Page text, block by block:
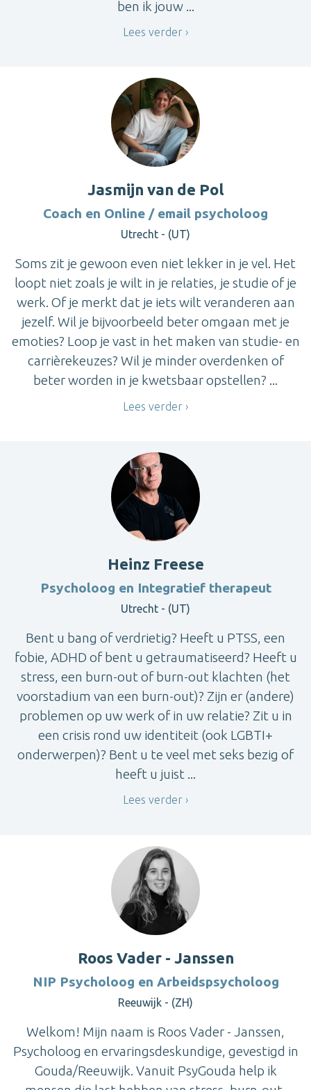
ben ik jouw ...
Lees verder
Jasmijn van de Pol
Coach en Online / email psycholoog
Utrecht - (UT)
Soms zit je gewoon even niet lekker in je vel. Het
loopt niet zoals je wilt in je relaties, je studie of je
werk. Of je merkt dat je iets wilt veranderen aan
jezelf. Wil je bijvoorbeeld beter omgaan met je
emoties? Loop je vast in het maken van studie- en
carrièrekeuzes? Wil je minder overdenken of
beter worden in je kwetsbaar opstellen? ...
Lees verder
Heinz Freese
Psycholoog en Integratief therapeut
Utrecht - (UT)
Bent u bang of verdrietig? Heeft u PTSS, een
fobie, ADHD of bent u getraumatiseerd? Heeft u
stress, een burn-out of burn-out klachten (het
voorstadium van een burn-out)? Zijn er (andere)
problemen op uw werk of in uw relatie? Zit u in
een crisis rond uw identiteit (ook LGBTI+
onderwerpen)? Bent u te veel met seks bezig of
heeft u juist ...
Lees verder
Roos Vader - Janssen
NIP Psycholoog en Arbeidspsycholoog
Reeuwijk - (ZH)
Welkom! Mijn naam is Roos Vader - Janssen,
Psycholoog en ervaringsdeskundige, gevestigd in
Gouda/Reeuwijk. Vanuit PsyGouda help ik